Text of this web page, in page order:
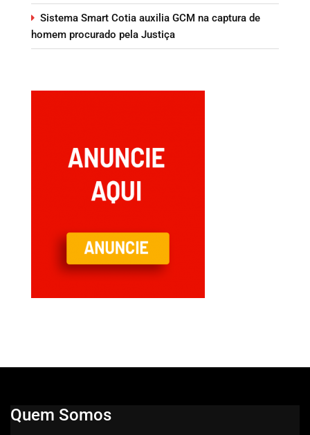
Sistema Smart Cotia auxilia GCM na captura de
homem procurado pela Justiça
Quem Somos